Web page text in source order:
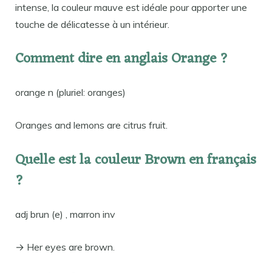
intense, la couleur mauve est idéale pour apporter une
touche de délicatesse à un intérieur.
Comment dire en anglais Orange ?
orange n (pluriel: oranges)
Oranges and lemons are citrus fruit.
Quelle est la couleur Brown en français
?
adj brun (e) , marron inv
→ Her eyes are brown.